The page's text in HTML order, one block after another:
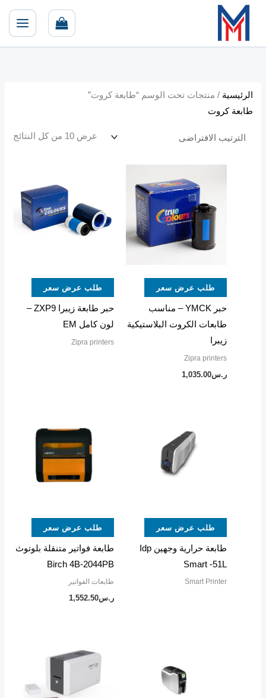
تخطي
المحتوى
ع
الرئيسية / منتجات تحت الوسم “طابعة كروت”
طابعة كروت
عرض ⁦10⁩ من كل النتائج
طلب عرض سعر
حبر YMCK – مناسب
طابعات الكروت البلاستيكية
زيبرا
Zipra printers
ر.س1,035.00
طلب عرض سعر
حبر طابعة زيبرا ZXP9 –
لون كامل EM
Zipra printers
طلب عرض سعر
طابعة حرارية وجهين Idp
Smart -51L
Smart Printer
طلب عرض سعر
طابعة فواتير متنقلة بلوتوث
Birch 4B-2044PB
طابعات الفواتير
ر.س1,552.50